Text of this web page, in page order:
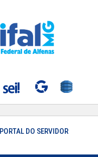
PORTAL DO SERVIDOR